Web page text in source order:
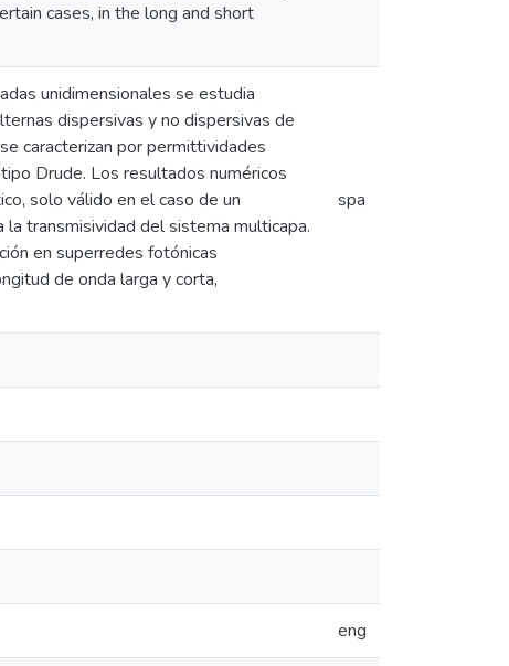
cases, in the long and short
unidimensionales se estudia
dispersivas y no dispersivas de
caracterizan por permittividades
Drude. Los resultados numéricos
solo válido en el caso de un
transmisividad del sistema multicapa.
en superredes fotónicas
de onda larga y corta,
spa
eng